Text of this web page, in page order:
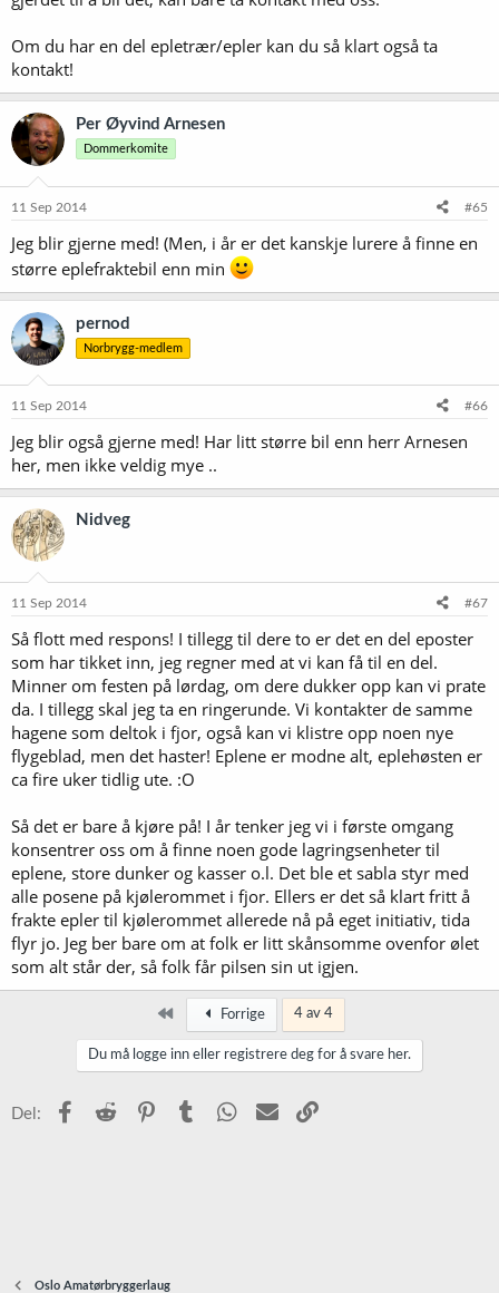
Om du har en del epletrær/epler kan du så klart også ta
kontakt!
Per Øyvind Arnesen
Dommerkomite
11 Sep 2014 #65
Jeg blir gjerne med! (Men, i år er det kanskje lurere å finne en
større eplefraktebil enn min
pernod
Norbrygg-medlem
11 Sep 2014 #66
Jeg blir også gjerne med! Har litt større bil enn herr Arnesen
her, men ikke veldig mye ..
Nidveg
11 Sep 2014 #67
Så flott med respons! I tillegg til dere to er det en del eposter
som har tikket inn, jeg regner med at vi kan få til en del.
Minner om festen på lørdag, om dere dukker opp kan vi prate
da. I tillegg skal jeg ta en ringerunde. Vi kontakter de samme
hagene som deltok i fjor, også kan vi klistre opp noen nye
flygeblad, men det haster! Eplene er modne alt, eplehøsten er
ca fire uker tidlig ute. :O
Så det er bare å kjøre på! I år tenker jeg vi i første omgang
konsentrer oss om å finne noen gode lagringsenheter til
eplene, store dunker og kasser o.l. Det ble et sabla styr med
alle posene på kjølerommet i fjor. Ellers er det så klart fritt å
frakte epler til kjølerommet allerede nå på eget initiativ, tida
flyr jo. Jeg ber bare om at folk er litt skånsomme ovenfor ølet
som alt står der, så folk får pilsen sin ut igjen.
Først Forrige 4 av 4
Du må logge inn eller registrere deg for å svare her.
Del: Facebook
Reddit PinterestTumblr WhatsApp
E-post
Oslo Amatørbryggerlaug